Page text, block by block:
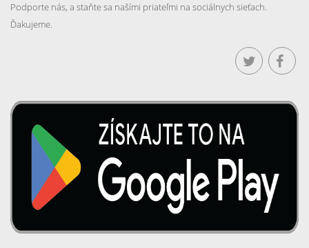
Podporte nás, a staňte sa našími priateľmi na sociálnych sieťach.
Ďakujeme.